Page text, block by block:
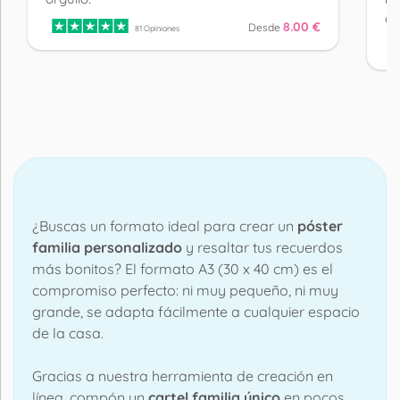
81 Opiniones Desde 8.00 €
¿Buscas un formato ideal para crear un póster
familia personalizado y resaltar tus recuerdos
más bonitos? El formato A3 (30 x 40 cm) es el
compromiso perfecto: ni muy pequeño, ni muy
grande, se adapta fácilmente a cualquier espacio
de la casa.
Gracias a nuestra herramienta de creación en